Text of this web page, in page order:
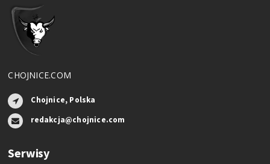
CHOJNICE.COM
Chojnice, Polska
redakcja@chojnice.com
Serwisy